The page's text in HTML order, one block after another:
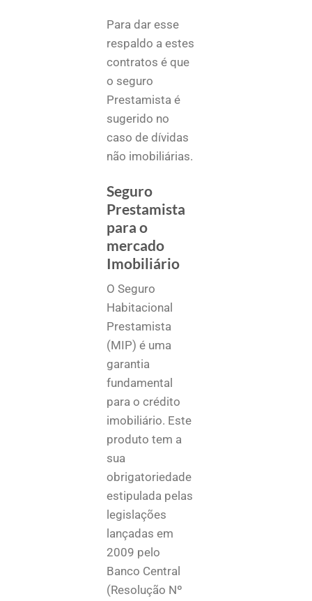
Para dar esse
respaldo a estes
contratos é que
o seguro
Prestamista é
sugerido no
caso de dívidas
não imobiliárias.
Seguro
Prestamista
para o
mercado
Imobiliário
O Seguro
Habitacional
Prestamista
(MIP) é uma
garantia
fundamental
para o crédito
imobiliário. Este
produto tem a
sua
obrigatoriedade
estipulada pelas
legislações
lançadas em
2009 pelo
Banco Central
(Resolução Nº